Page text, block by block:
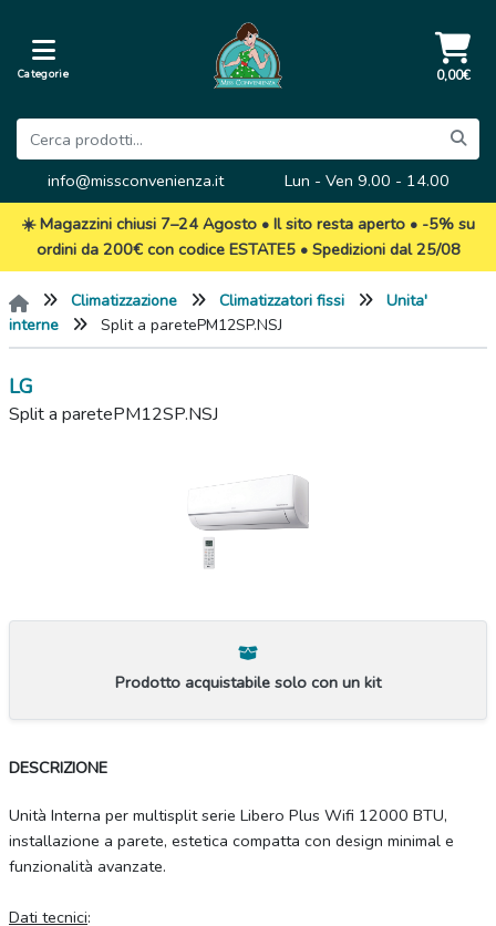
Categorie 0,00€
info@missconvenienza.it
Lun - Ven 9.00 - 14.00
☀️ Magazzini chiusi 7–24 Agosto • Il sito resta aperto • -5% su
ordini da 200€ con codice ESTATE5 • Spedizioni dal 25/08
Climatizzazione Climatizzatori fissi
Unita'
interne
Split a paretePM12SP.NSJ
LG
Split a paretePM12SP.NSJ
Prodotto acquistabile solo con un kit
DESCRIZIONE
Unità Interna per multisplit serie Libero Plus Wifi 12000 BTU,
installazione a parete, estetica compatta con design minimal e
funzionalità avanzate.
Dati tecnici: